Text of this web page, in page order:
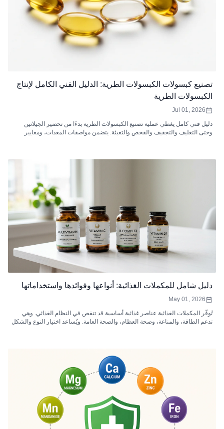
تصنيع كبسولات الكبسولات الطرية: الدليل الفني الكامل لإنتاج
الكبسولات الطرية
Jul 01, 2026
دليل فني كامل يغطي عملية تصنيع الكبسولات الطرية بدءًا من تحضير الجيلاتين
وحتى التغليف والتجفيف والفحص والتعبئة. يتضمن مواصفات المعدات، ومعايير
دليل شامل للمكملات الغذائية: أنواعها وفوائدها واستخداماتها
May 01, 2026
تُوفّر المكملات الغذائية عناصر غذائية أساسية قد تنقص في النظام الغذائي. وهي
تدعم الطاقة، والمناعة، وصحة العظام، والصحة العامة. ويُساعد اختيار النوع والشكل